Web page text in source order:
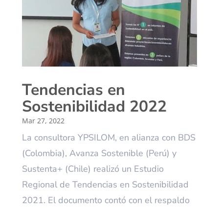
Tendencias en
Sostenibilidad 2022
Mar 27, 2022
La consultora YPSILOM, en alianza con BDS
(Colombia), Avanza Sostenible (Perú) y
Sustenta+ (Chile) realizó un Estudio
Regional de Tendencias en Sostenibilidad
2021. El documento contó con el respaldo